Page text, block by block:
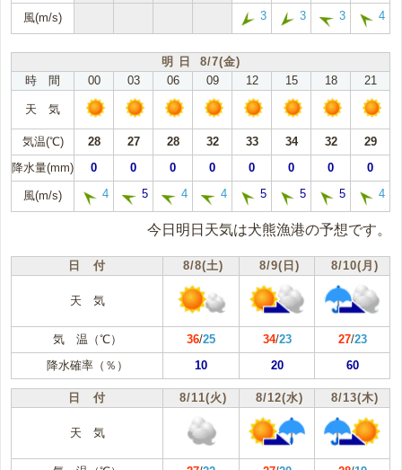
風(m/s) 3 3 3 4
明 日 8/7(金)
時 間
00 03 06 09 12 15 18 21
天 気
気温(℃) 28 27 28 32 33 34 32
29
降水量(mm)
0 0 0 0 0 0 0 0
風(m/s) 4 5 4 4 5 5 5 4
今日明日天気は犬熊漁港の予想です。
日 付 8/8(土) 8/9(日) 8/10(月)
天 気
気 温（℃） 36/25 34/23 27/23
降水確率（％）
10 20 60
日 付 8/11(火) 8/12(水) 8/13(木)
天 気